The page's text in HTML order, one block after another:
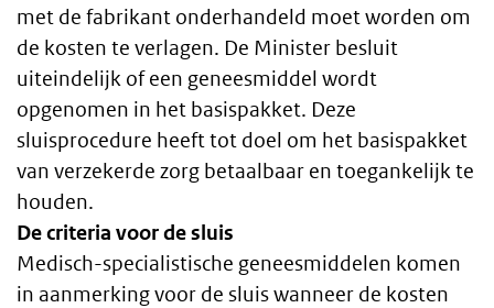
met de fabrikant onderhandeld moet worden om
de kosten te verlagen. De Minister besluit
uiteindelijk of een geneesmiddel wordt
opgenomen in het basispakket. Deze
sluisprocedure heeft tot doel om het basispakket
van verzekerde zorg betaalbaar en toegankelijk te
houden.
De criteria voor de sluis
Medisch-specialistische geneesmiddelen komen
in aanmerking voor de sluis wanneer de kosten